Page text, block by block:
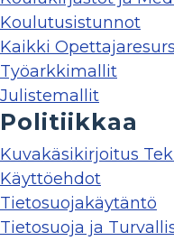
Koulutusistunnot
Kaikki
Työarkkimallit
Julistemallit
Politiikkaa
Kuvakäsikirjoitus
Käyttöehdot
Tietosuojakäytäntö
Tietosuoja ja